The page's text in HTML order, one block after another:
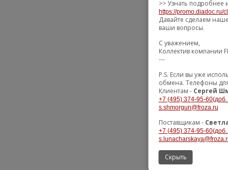
>> Узнать подробнее
https://promo.diadoc.ru/
Давайте сделаем
ваши вопросы.
С уважением,
Коллектив компании
---
P.S. Если вы уже
обмена. Телефоны
Клиентам - Сергей
+7 (495) 374-95-
s.shmorgun@froza.ru
Поставщикам -
+7 (495) 374-95-
Скрыть